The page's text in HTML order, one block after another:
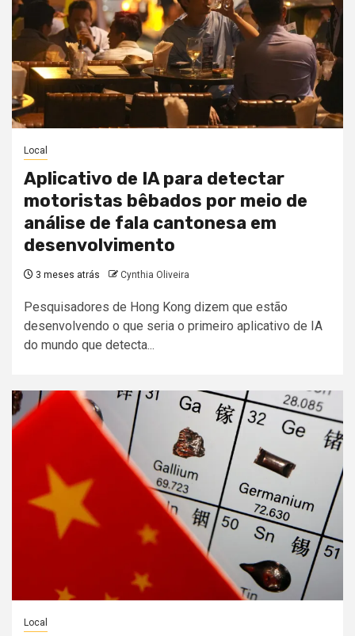
Local
Aplicativo de IA para detectar
motoristas bêbados por meio de
análise de fala cantonesa em
desenvolvimento
3 meses atrás Cynthia Oliveira
Pesquisadores de Hong Kong dizem que estão
desenvolvendo o que seria o primeiro aplicativo de IA
do mundo que detecta...
Local